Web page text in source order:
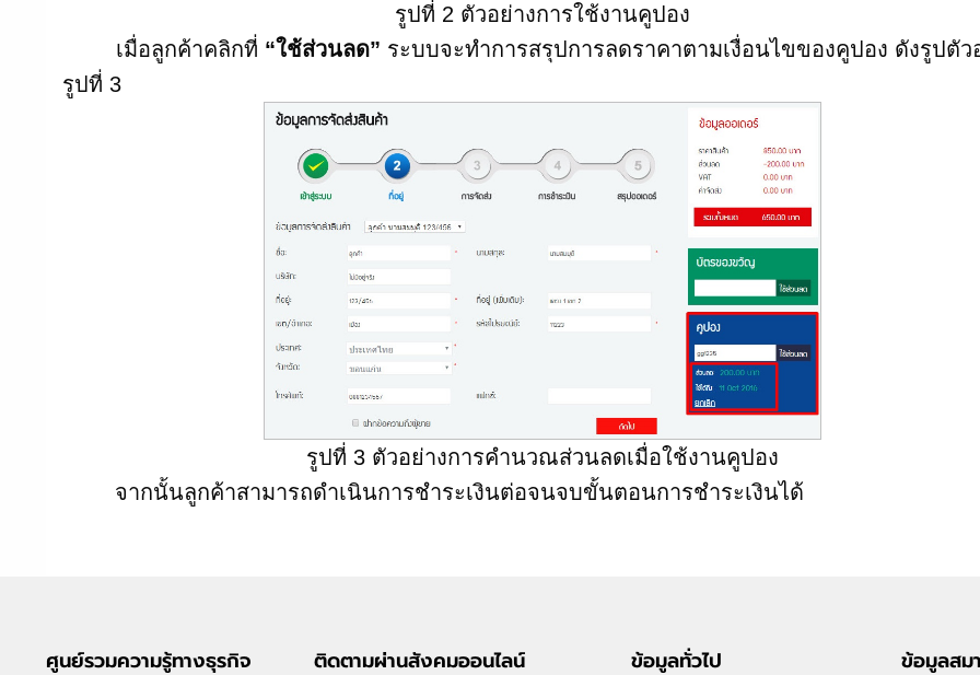
รูปที่ 2 ตัวอย่างการใช้งานคูปอง
เมื่อลูกค้าคลิกที่ “ใช้ส่วนลด” ระบบจะทำการสรุปการลดราคาตามเงื่อนไขของคูปอง ดังรูปตัว
รูปที่ 3
รูปที่ 3 ตัวอย่างการคำนวณส่วนลดเมื่อใช้งานคูปอง
จากนั้นลูกค้าสามารถดำเนินการชำระเงินต่อจนจบขั้นตอนการชำระเงินได้
ศูนย์รวมความรู้ทางธุรกิจ ติดตามผ่านสังคมออนไลน์ ข้อมูลทั่วไป ข้อมูลสม